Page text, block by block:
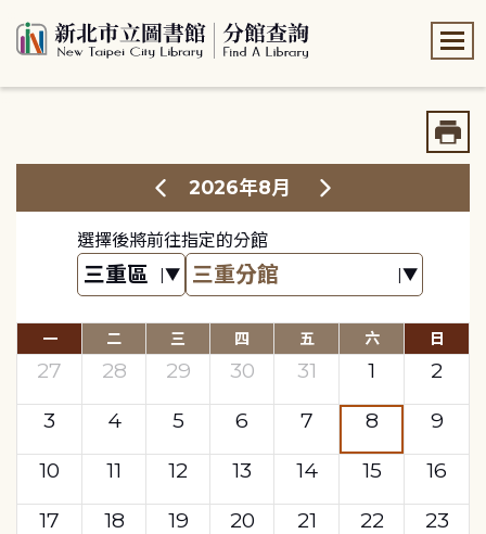
2026年8月
選擇後將前往指定的分館
一 二 三 四 五 六 日
27 28 29 30 31 1
2
3
4 5 6 7 8
9
10
11 12 13 14 15
16
17
18 19 20 21 22
23